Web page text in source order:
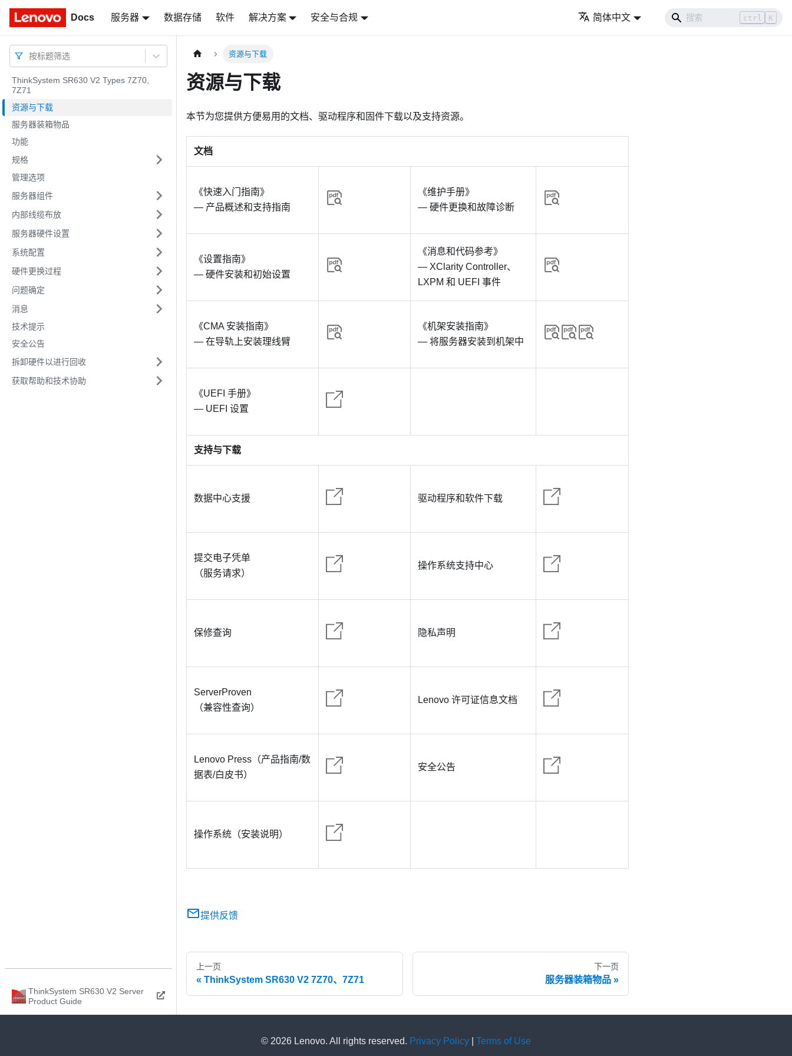
Docs 服务器 数据存储 软件 解决方案 安全与合规 简体中文 ctrl K
Docs
按标题筛选
ThinkSystem SR630 V2 Types 7Z70,
7Z71
资源与下载
服务器装箱物品
功能
规格
管理选项
服务器组件
内部线缆布放
服务器硬件设置
系统配置
硬件更换过程
问题确定
消息
技术提示
安全公告
拆卸硬件以进行回收
获取帮助和技术协助
ThinkSystem SR630 V2 Server
Product Guide
资源与下载
资源与下载
本节为您提供方便易用的文档、驱动程序和固件下载以及支持资源。
文档
《快速入门指南》
— 产品概述和支持指南
《维护手册》
— 硬件更换和故障诊断
《设置指南》
— 硬件安装和初始设置
《消息和代码参考》
— XClarity Controller、
LXPM 和 UEFI 事件
《CMA 安装指南》
— 在导轨上安装理线臂
《机架安装指南》
— 将服务器安装到机架中
《UEFI 手册》
— UEFI 设置
支持与下载
数据中心支援 驱动程序和软件下载
提交电子凭单
（服务请求）
操作系统支持中心
保修查询 隐私声明
ServerProven
（兼容性查询）
Lenovo 许可证信息文档
Lenovo Press（产品指南/数
据表/白皮书）
安全公告
操作系统（安装说明）
提供反馈
上一页
ThinkSystem SR630 V2 7Z70、7Z71
下一页
服务器装箱物品
© 2026 Lenovo. All rights reserved. Privacy Policy Terms of Use